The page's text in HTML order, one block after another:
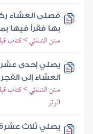
فصلى العشاء
بها فقرأ فيها
سنن النسائي > كتاب
يصلي إحدى
العشاء إلى
سنن النسائي > كتاب
الوتر
يصلي ثلاث